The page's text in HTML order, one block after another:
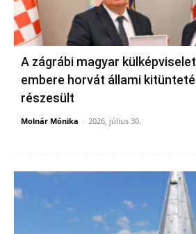
A zágrábi magyar
embere horvát állami
részesült
Molnár Mónika - 2026, július 30.